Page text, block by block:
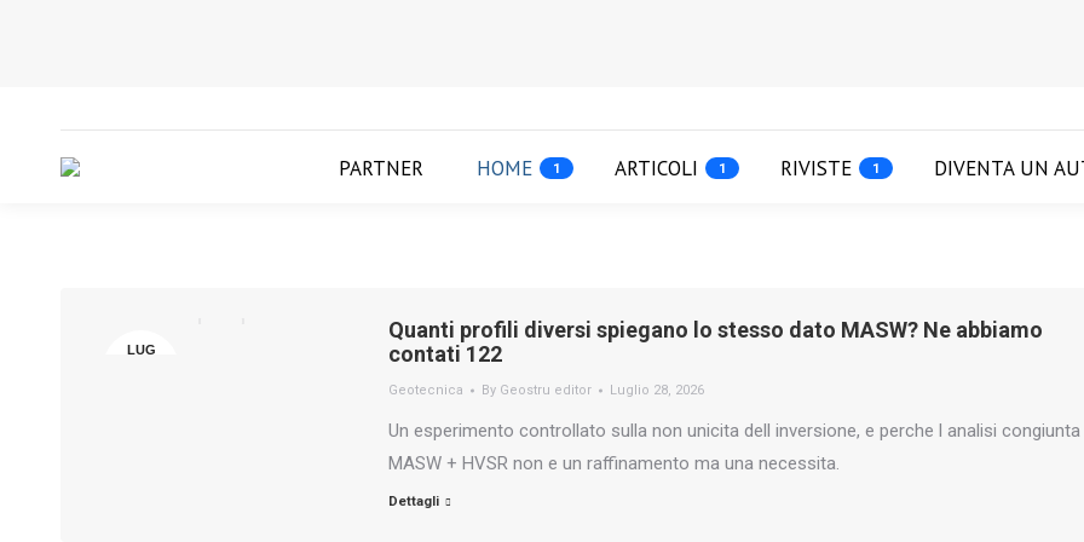
PARTNER HOME 1 ARTICOLI 1 RIVISTE 1 DIVENTA UN
LUG
Quanti profili diversi spiegano lo stesso dato MASW? Ne abbiamo
contati 122
Geotecnica By Geostru editor Luglio 28, 2026
Un esperimento controllato sulla non unicita dell inversione, e perche l analisi congiunta
MASW + HVSR non e un raffinamento ma una necessita.
Dettagli